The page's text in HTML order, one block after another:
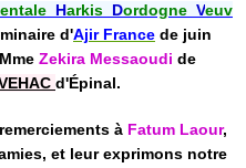
e Harkis Dordogne Veuv
d'Ajir France de juin
Zekira Messaoudi de
d'Épinal.
à Fatum Laour,
et leur exprimons notre